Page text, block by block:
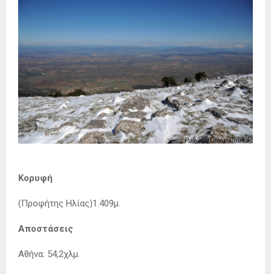
Κορυφή
(Προφήτης Ηλίας)1.409μ.
Αποστάσεις
Αθήνα: 54,2χλμ.